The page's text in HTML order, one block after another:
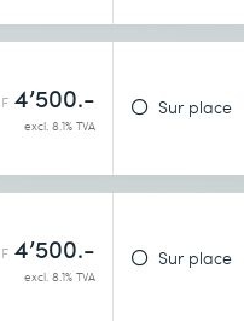
4’500.-
excl. 8.1% TVA
Sur place
4’500.-
excl. 8.1% TVA
Sur place